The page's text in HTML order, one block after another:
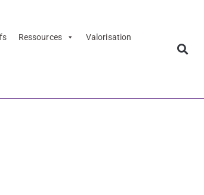
Ressources Valorisation